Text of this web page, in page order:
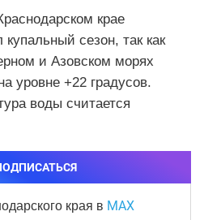
крае
сезон, так как
и Азовском морях
уровне +22 градусов.
воды считается
края в MAX